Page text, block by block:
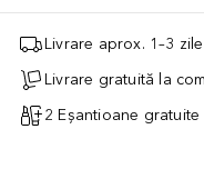
Livrare aprox. 1–3
Livrare gratuită la
2 Eșantioane gratuite